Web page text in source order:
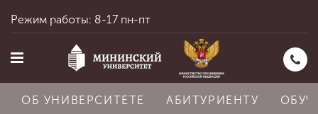
Режим работы: 8-17 пн-пт
ОБ УНИВЕРСИТЕТЕ АБИТУРИЕНТУ